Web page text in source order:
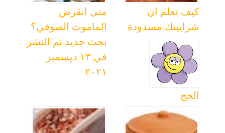
متى انقرض
الماموث الصوفي؟
بحث جديد تم النشر
في ١٣ ديسمبر
٢٠٢١
كيف تعلم ان
شرايينك مسدودة
الحج